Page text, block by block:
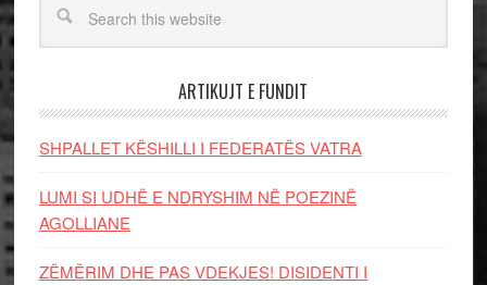
ARTIKUJT E FUNDIT
SHPALLET KËSHILLI I FEDERATËS VATRA
LUMI SI UDHË E NDRYSHIM NË POEZINË
AGOLLIANE
ZËMËRIM DHE PAS VDEKJES! DISIDENTI I